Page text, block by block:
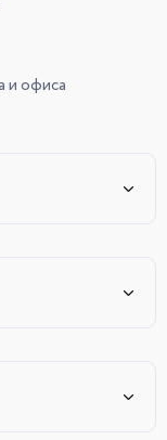
и офиса